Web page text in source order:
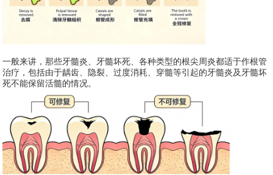
一般来讲，那些牙髓炎、牙髓坏死、各种类型的根尖周炎都适于作根管
治疗，包括由于龋齿、隐裂、过度消耗、穿髓等引起的牙髓炎及牙髓坏
死不能保留活髓的情况。